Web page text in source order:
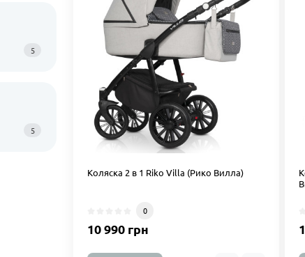
5
5
Коляска 2 в 1 Riko Villa (Рико Вилла)
0
10 990 грн